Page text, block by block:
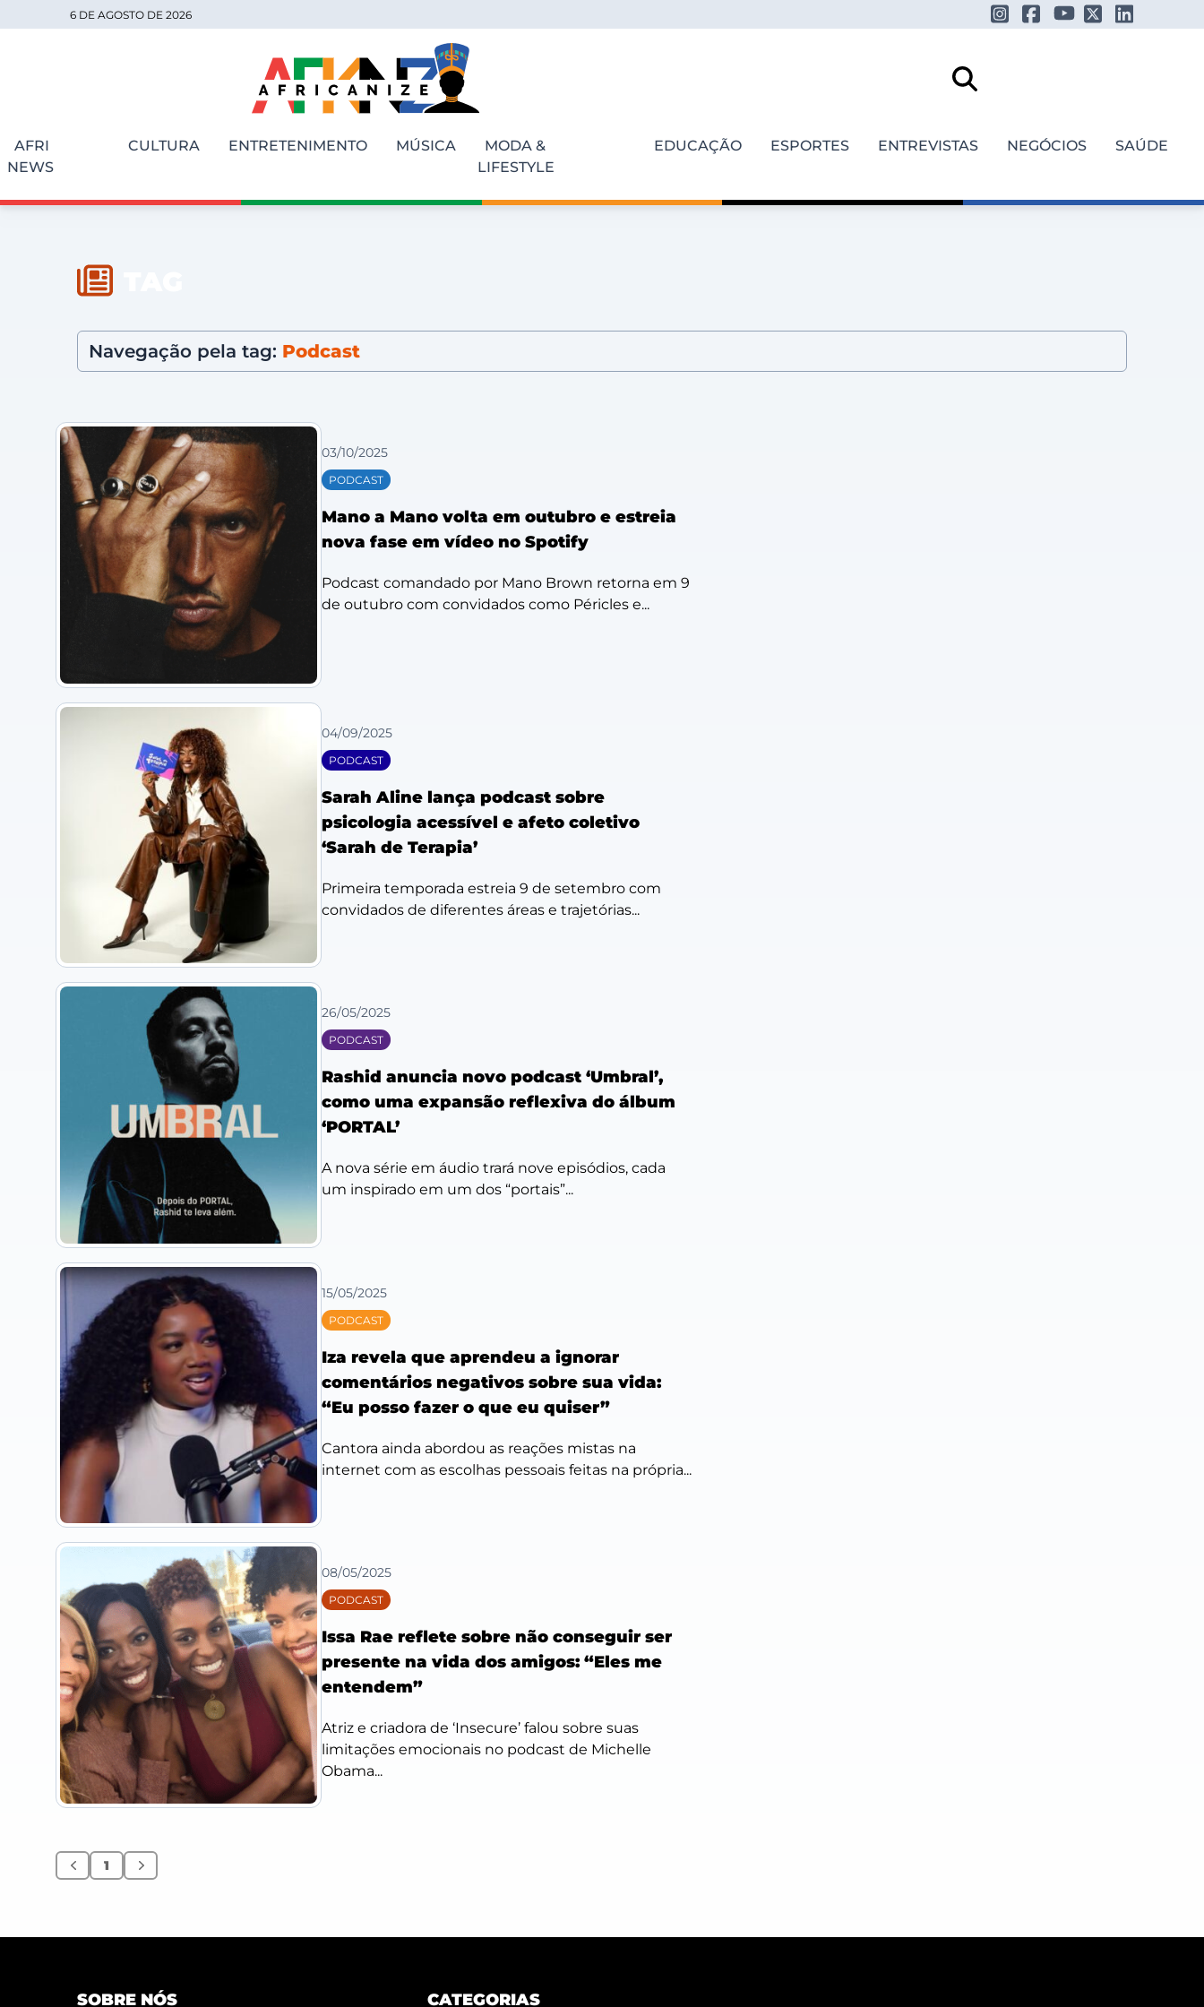
6 DE AGOSTO DE 2026
AFRI
NEWS
CULTURA ENTRETENIMENTO MÚSICA
MODA &
LIFESTYLE
EDUCAÇÃO ESPORTES ENTREVISTAS NEGÓCIOS SAÚDE
Navegação pela tag: Podcast
03/10/2025
PODCAST
Mano a Mano volta em outubro e estreia
nova fase em vídeo no Spotify
Podcast comandado por Mano Brown retorna em 9
de outubro com convidados como Péricles e...
04/09/2025
PODCAST
Sarah Aline lança podcast sobre
psicologia acessível e afeto coletivo
‘Sarah de Terapia’
Primeira temporada estreia 9 de setembro com
convidados de diferentes áreas e trajetórias...
26/05/2025
PODCAST
Rashid anuncia novo podcast ‘Umbral’,
como uma expansão reflexiva do álbum
‘PORTAL’
A nova série em áudio trará nove episódios, cada
um inspirado em um dos “portais”...
15/05/2025
PODCAST
Iza revela que aprendeu a ignorar
comentários negativos sobre sua vida:
“Eu posso fazer o que eu quiser”
Cantora ainda abordou as reações mistas na
internet com as escolhas pessoais feitas na própria...
08/05/2025
PODCAST
Issa Rae reflete sobre não conseguir ser
presente na vida dos amigos: “Eles me
entendem”
Atriz e criadora de ‘Insecure’ falou sobre suas
limitações emocionais no podcast de Michelle
Obama...
Anterior
1 Próximo
SOBRE NÓS CATEGORIAS